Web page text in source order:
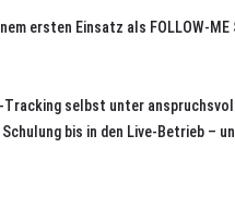
ersten Einsatz als FOLLOW-
Tracking selbst unter
bis in den Live-Betrieb –